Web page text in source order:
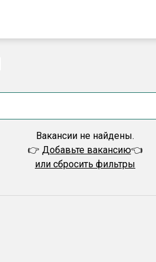
Вакансии не найдены.
👉 Добавьте вакансию👈
или сбросить фильтры